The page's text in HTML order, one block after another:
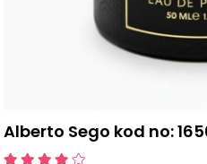
Alberto Sego kod no: